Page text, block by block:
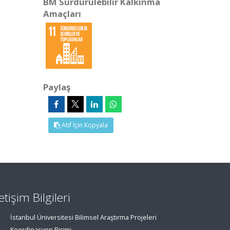
Amaçları
Paylaş
Atıf İçin Kopyala
Bilgileri
İstanbul Üniversitesi Bilimsel Araştırma Projeleri